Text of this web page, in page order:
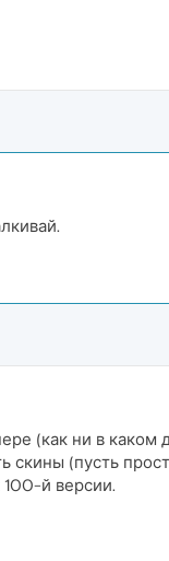
(как ни в каком
скины (пусть
й версии.